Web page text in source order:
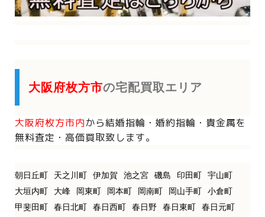
大阪府枚方市の宅配買取エリア
大阪府枚方市内から結婚指輪・婚約指輪・貴金属を
無料査定・高価買取致します。
朝日丘町 天之川町 伊加賀 池之宮 磯島 印田町
宇山町
大垣内町
大峰 岡東町 岡本町 岡南町 岡山手町
小倉町
甲斐田町
春日北町 春日西町 春日野 春日東町
春日元町